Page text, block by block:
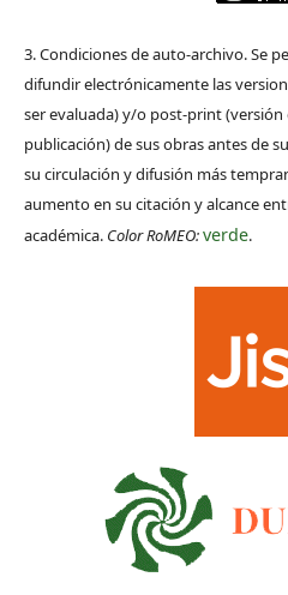
3. Condiciones de auto-archivo. Se
difundir electrónicamente las
ser evaluada) y/o post-print (versión
publicación) de sus obras antes de
su circulación y difusión más
aumento en su citación y alcance
académica. Color RoMEO:verde.